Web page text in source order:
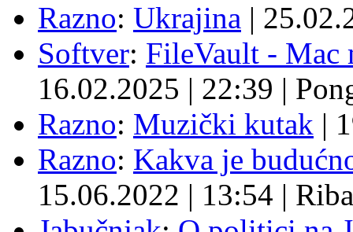
Razno: Ukrajina |
Softver: FileVault - Mac
16.02.2025 | 22:39 |
Razno: Muzički kutak |
Razno: Kakva je
15.06.2022 | 13:54 | Riba